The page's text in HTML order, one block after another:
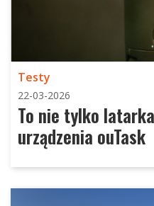
Testy
22-03-2026
To nie tylko
urządzenia ouTask